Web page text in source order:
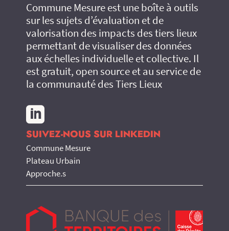
Commune Mesure est une boîte à outils
sur les sujets d’évaluation et de
valorisation des impacts des tiers lieux
permettant de visualiser des données
aux échelles individuelle et collective. Il
est gratuit, open source et au service de
la communauté des Tiers Lieux

SUIVEZ-NOUS SUR LINKEDIN
Commune Mesure
Plateau Urbain
Approche.s